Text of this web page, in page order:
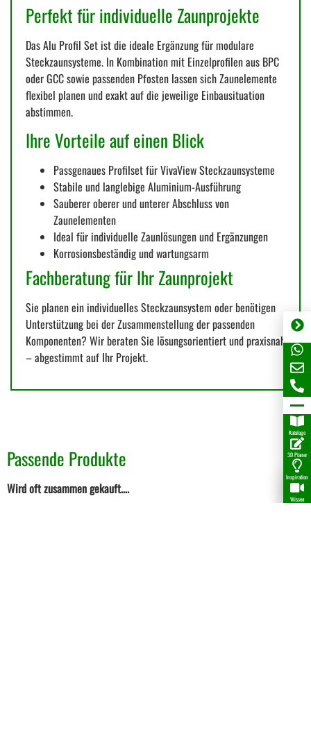
Perfekt für individuelle Zaunprojekte
Das Alu Profil Set ist die ideale Ergänzung für modulare
Steckzaunsysteme. In Kombination mit Einzelprofilen aus BPC
oder GCC sowie passenden Pfosten lassen sich Zaunelemente
flexibel planen und exakt auf die jeweilige Einbausituation
abstimmen.
Ihre Vorteile auf einen Blick
Passgenaues Profilset für VivaView Steckzaunsysteme
Stabile und langlebige Aluminium-Ausführung
Sauberer oberer und unterer Abschluss von
Zaunelementen
Ideal für individuelle Zaunlösungen und Ergänzungen
Korrosionsbeständig und wartungsarm
Fachberatung für Ihr Zaunprojekt
Sie planen ein individuelles Steckzaunsystem oder benötigen
Unterstützung bei der Zusammenstellung der passenden
Komponenten? Wir beraten Sie lösungsorientiert und praxisnah
– abgestimmt auf Ihr Projekt.
Passende Produkte
Wird oft zusammen gekauft….
Kataloge
3D Planer
Inspiration
Wissen